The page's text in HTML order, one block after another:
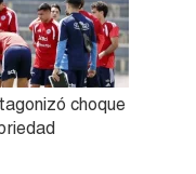
choque